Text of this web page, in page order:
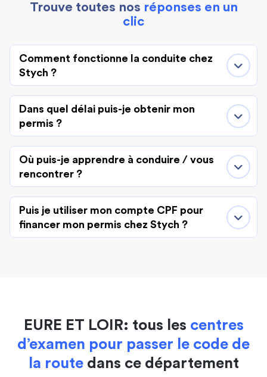
Trouve toutes nos réponses en un
clic
Comment fonctionne la conduite chez
Stych ?
Dans quel délai puis-je obtenir mon
permis ?
Où puis-je apprendre à conduire / vous
rencontrer ?
Puis je utiliser mon compte CPF pour
financer mon permis chez Stych ?
EURE ET LOIR: tous les centres
d’examen pour passer le code de
la routedans ce département